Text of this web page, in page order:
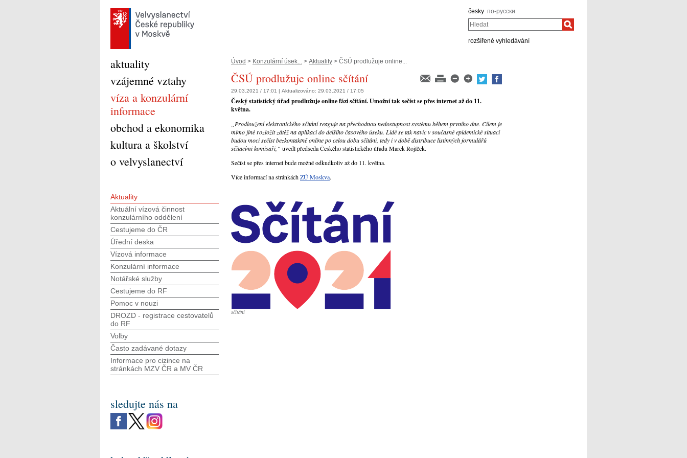
česky по-русски
Hledat
rozšířené vyhledávání
Úvod > Konzulární úsek... > Aktuality > ČSÚ prodlužuje online...
ČSÚ prodlužuje online sčítání
29.03.2021 / 17:01 | Aktualizováno: 29.03.2021 / 17:05
Český statistický úřad prodlužuje online fázi sčítání. Umožní tak sečíst se přes internet až do 11.
května.
„Prodloužení elektronického sčítání reaguje na přechodnou nedostupnost systému během prvního dne. Cílem je
mimo jiné rozložit zátěž na aplikaci do delšího časového úseku. Lidé se tak navíc v současné epidemické situaci
budou moci sečíst bezkontaktně online po celou dobu sčítání, tedy i v době distribuce listinných formulářů
sčítacími komisaři,“ uvedl předseda Českého statistického úřadu Marek Rojíček.
Sečíst se přes internet bude možné odkudkoliv až do 11. května.
Více informací na stránkáchZÚ Moskva.
sčítání
aktuality
vzájemné vztahy
víza a konzulární
informace
obchod a ekonomika
kultura a školství
o velvyslanectví
Aktuality
Aktuální vízová činnost
konzulárního oddělení
Cestujeme do ČR
Úřední deska
Vízová informace
Konzulární informace
Notářské služby
Cestujeme do RF
Pomoc v nouzi
DROZD - registrace cestovatelů
do RF
Volby
Často zadávané dotazy
Informace pro cizince na
stránkách MZV ČR а MV ČR
sledujte nás na